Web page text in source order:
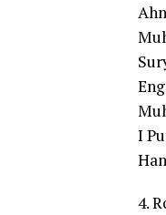
I
4.